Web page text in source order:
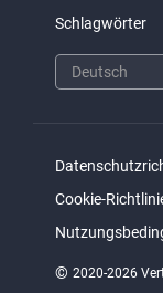
Schlagwörter
Cookie-
© 2020-2026